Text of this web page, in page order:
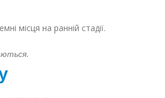
місця на ранній стадії.